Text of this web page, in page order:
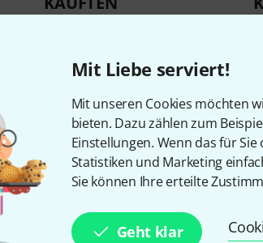
Mit Liebe serviert!
Mit unseren Cookies möchten
bieten. Dazu zählen zum
Einstellungen. Wenn das für
Statistiken und Marketing
Sie können Ihre erteilte
Geht klar